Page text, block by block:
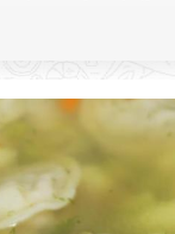
свежей
а